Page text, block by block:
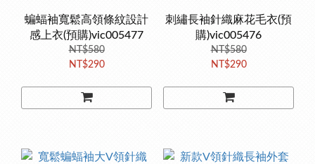
蝙蝠袖寬鬆高領條紋設計
感上衣(預購)vic005477
NT$580
NT$290
刺繡長袖針織麻花毛衣(預
購)vic005476
NT$580
NT$290